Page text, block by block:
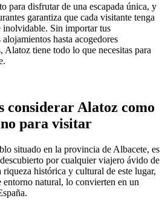
para disfrutar de una escapada única, y
garantiza que cada visitante tenga
inolvidable. Sin importar tus
hasta acogedores
Alatoz tiene todo lo que necesitas para
considerar Alatoz como
para visitar
situado en la provincia de Albacete, es
por cualquier viajero ávido de
histórica y cultural de este lugar,
natural, lo convierten en un